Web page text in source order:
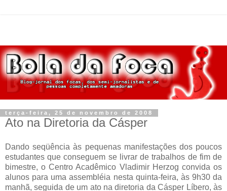
terça-feira, 25 de novembro de 2008
Ato na Diretoria da Cásper
Dando seqüência às pequenas manifestações dos poucos
estudantes que conseguem se livrar de trabalhos de fim de
bimestre, o Centro Acadêmico Vladimir Herzog convida os
alunos para uma assembléia nesta quinta-feira, às 9h30 da
manhã, seguida de um ato na diretoria da Cásper Líbero, às